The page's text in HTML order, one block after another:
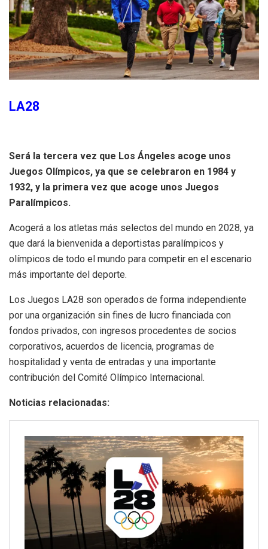
LA28
Será la tercera vez que Los Ángeles acoge unos
Juegos Olímpicos, ya que se celebraron en 1984 y
1932, y la primera vez que acoge unos Juegos
Paralímpicos.
Acogerá a los atletas más selectos del mundo en 2028, ya
que dará la bienvenida a deportistas paralímpicos y
olímpicos de todo el mundo para competir en el escenario
más importante del deporte.
Los Juegos LA28 son operados de forma independiente
por una organización sin fines de lucro financiada con
fondos privados, con ingresos procedentes de socios
corporativos, acuerdos de licencia, programas de
hospitalidad y venta de entradas y una importante
contribución del Comité Olímpico Internacional.
Noticias relacionadas: